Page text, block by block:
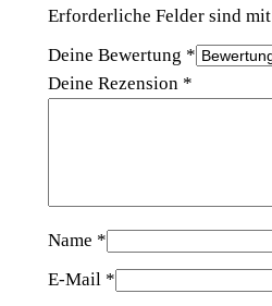
A
F
E
T
E
M
Erforderliche Felder sind mit
Deine Bewertung *
Deine Rezension *
Name *
E-Mail *